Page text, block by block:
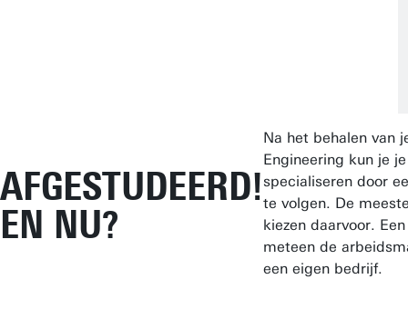
AFGESTUDEERD!
EN NU?
Na het behalen van
Engineering kun je
specialiseren door
te volgen. De
kiezen daarvoor.
meteen de
een eigen bedrijf.